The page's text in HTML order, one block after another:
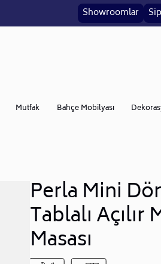
Showroomlar
Mutfak Bahçe Mobilyası
Perla Mini
Tablalı Açılır
Masası